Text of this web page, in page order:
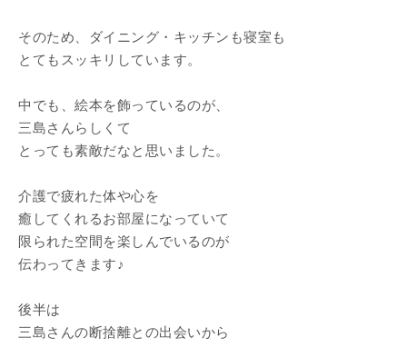
そのため、ダイニング・キッチンも寝室も
とてもスッキリしています。
中でも、絵本を飾っているのが、
三島さんらしくて
とっても素敵だなと思いました。
介護で疲れた体や心を
癒してくれるお部屋になっていて
限られた空間を楽しんでいるのが
伝わってきます♪
後半は
三島さんの断捨離との出会いから